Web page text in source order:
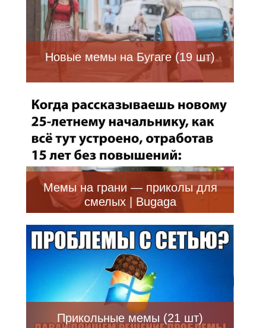
Новые мемы на Бугаге (19 шт)
Мемы на грани — приколы для
смелых | Bugaga
Прикольные мемы (21 шт)